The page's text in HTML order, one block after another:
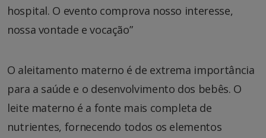
hospital. O evento comprova nosso interesse,
nossa vontade e vocação”
O aleitamento materno é de extrema importância
para a saúde e o desenvolvimento dos bebês. O
leite materno é a fonte mais completa de
nutrientes, fornecendo todos os elementos